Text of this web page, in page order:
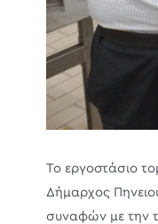
Το εργοστάσιο
Δήμαρχος
συναφών με την